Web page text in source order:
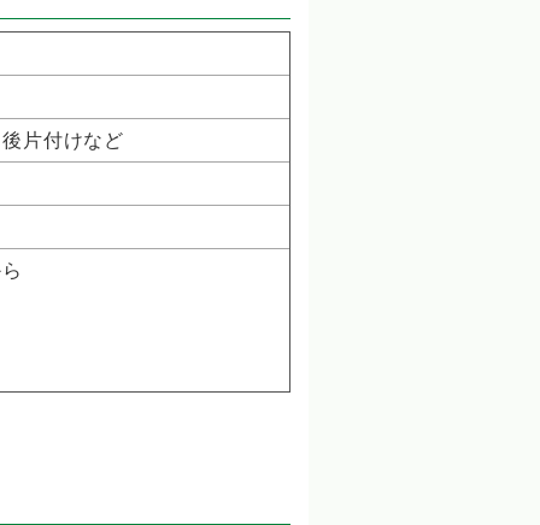
片付けなど